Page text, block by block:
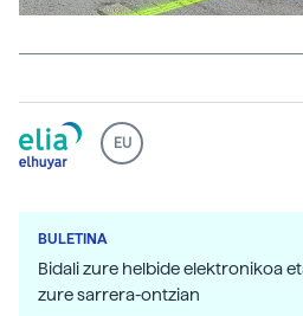
EU
BULETINA
Bidali zure helbide elektronikoa
zure sarrera-ontzian